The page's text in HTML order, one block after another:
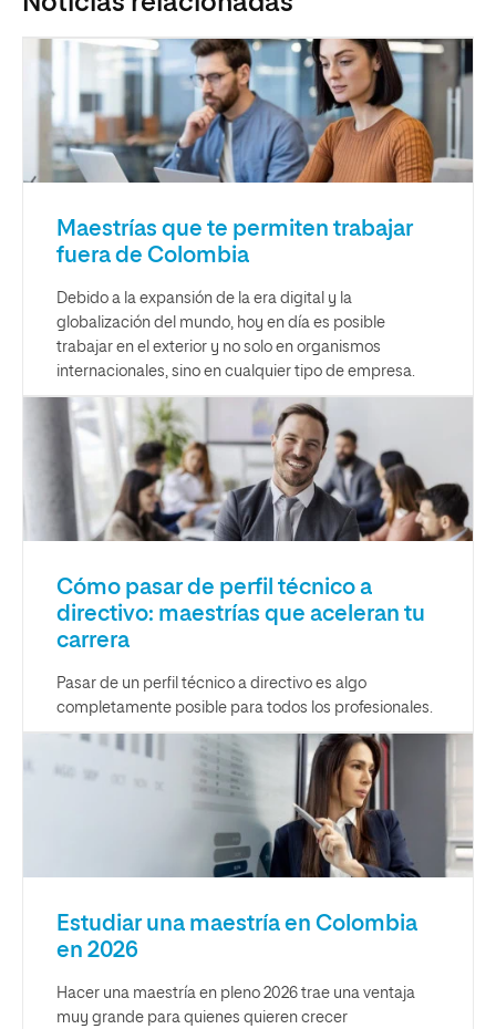
Maestrías que te permiten trabajar
fuera de Colombia
Debido a la expansión de la era digital y la
globalización del mundo, hoy en día es posible
trabajar en el exterior y no solo en organismos
internacionales, sino en cualquier tipo de empresa.
Cómo pasar de perfil técnico a
directivo: maestrías que aceleran tu
carrera
Pasar de un perfil técnico a directivo es algo
completamente posible para todos los profesionales.
Estudiar una maestría en Colombia
en 2026
Hacer una maestría en pleno 2026 trae una ventaja
muy grande para quienes quieren crecer